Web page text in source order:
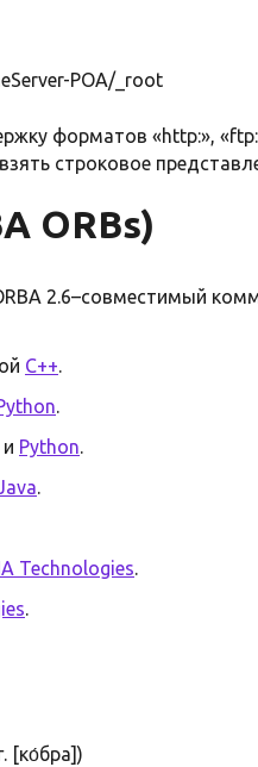
POA/_root
форматов «http:»,
строковое
ORBs)
2.6–совместимый
C++.
.
и Python.
.
Technologies.
.
[ко́бра])